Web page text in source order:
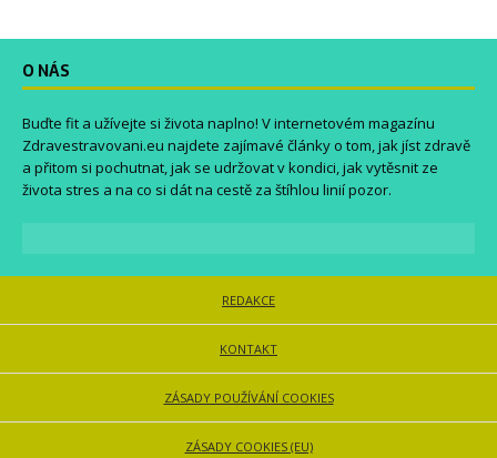
O NÁS
Buďte fit a užívejte si života naplno! V internetovém magazínu
Zdravestravovani.eu najdete zajímavé články o tom, jak jíst zdravě
a přitom si pochutnat, jak se udržovat v kondici, jak vytěsnit ze
života stres a na co si dát na cestě za štíhlou linií pozor.
REDAKCE
KONTAKT
ZÁSADY POUŽÍVÁNÍ COOKIES
ZÁSADY COOKIES (EU)